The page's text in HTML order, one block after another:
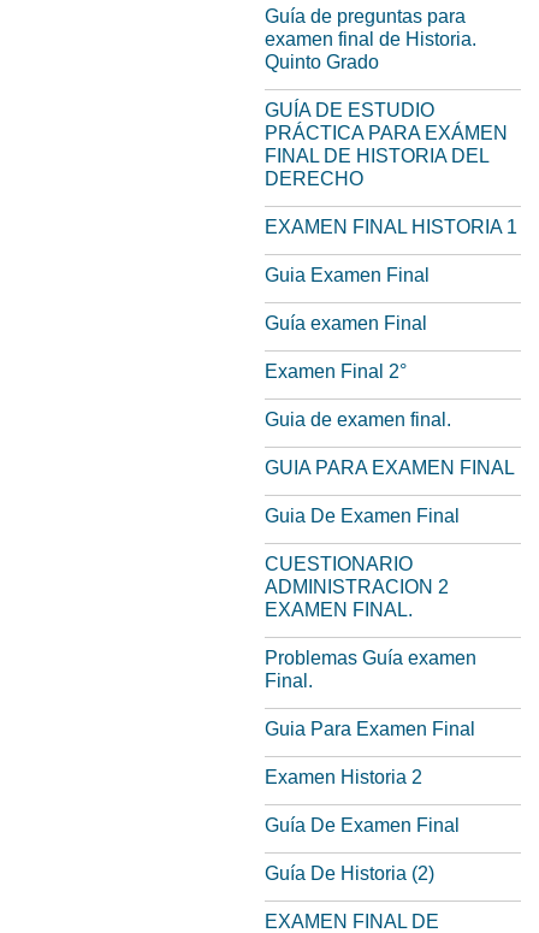
Guía de preguntas para
examen final de Historia.
Quinto Grado
GUÍA DE ESTUDIO
PRÁCTICA PARA EXÁMEN
FINAL DE HISTORIA DEL
DERECHO
EXAMEN FINAL HISTORIA 1
Guia Examen Final
Guía examen Final
Examen Final 2°
Guia de examen final.
GUIA PARA EXAMEN FINAL
Guia De Examen Final
CUESTIONARIO
ADMINISTRACION 2
EXAMEN FINAL.
Problemas Guía examen
Final.
Guia Para Examen Final
Examen Historia 2
Guía De Examen Final
Guía De Historia (2)
EXAMEN FINAL DE